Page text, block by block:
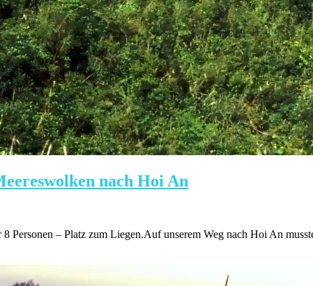
nach Hoi An
Personen – Platz zum Liegen.Auf unserem Weg nach Hoi An